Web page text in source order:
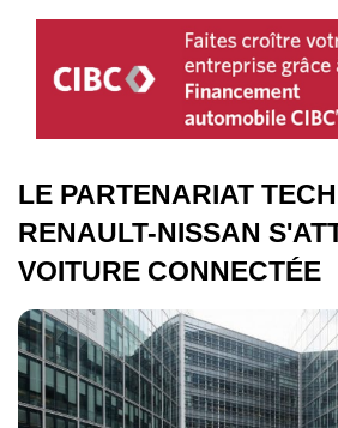
LE PARTENARIAT
RENAULT-NISSAN
VOITURE CONNECTÉE